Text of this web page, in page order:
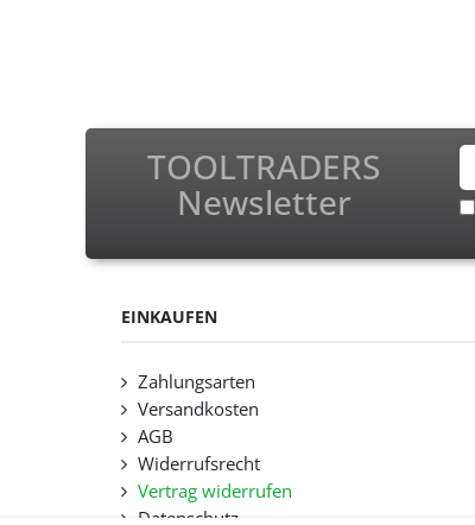
TOOLTRADERS
Newsletter
EINKAUFEN
Zahlungsarten
Versandkosten
AGB
Widerrufsrecht
Vertrag widerrufen
Datenschutz